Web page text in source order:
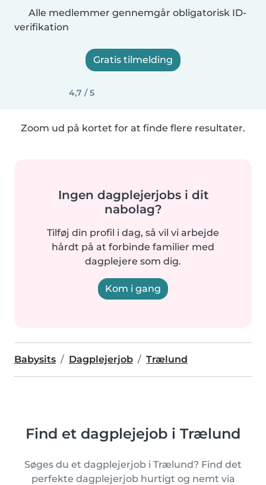
Alle medlemmer gennemgår obligatorisk ID-
verifikation
Gratis tilmelding
4,7 / 5
Zoom ud på kortet for at finde flere resultater.
Ingen dagplejerjobs i dit
nabolag?
Tilføj din profil i dag, så vil vi arbejde
hårdt på at forbinde familier med
dagplejere som dig.
Kom i gang
Babysits Dagplejerjob Trælund
Find et dagplejejob i Trælund
Søges du et dagplejerjob i Trælund? Find det
perfekte dagplejerjob hurtigt og nemt via